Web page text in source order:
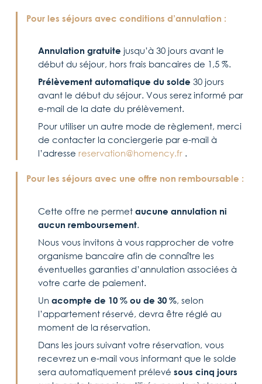
Pour les séjours avec conditions d’annulation :
Annulation gratuite jusqu’à 30 jours avant le
début du séjour, hors frais bancaires de 1,5 %.
Prélèvement automatique du solde 30 jours
avant le début du séjour. Vous serez informé par
e-mail de la date du prélèvement.
Pour utiliser un autre mode de règlement, merci
de contacter la conciergerie par e-mail à
l’adresse reservation@homency.fr .
Pour les séjours avec une offre non remboursable :
Cette offre ne permet aucune annulation ni
aucun remboursement.
Nous vous invitons à vous rapprocher de votre
organisme bancaire afin de connaître les
éventuelles garanties d’annulation associées à
votre carte de paiement.
Un acompte de 10 % ou de 30 %, selon
l’appartement réservé, devra être réglé au
moment de la réservation.
Dans les jours suivant votre réservation, vous
recevrez un e-mail vous informant que le solde
sera automatiquement prélevé sous cinq jours